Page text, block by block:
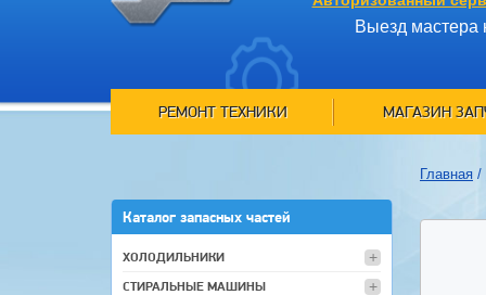
Выезд мастера
РЕМОНТ ТЕХНИКИ МАГАЗИН
Каталог запасных частей
ХОЛОДИЛЬНИКИ
СТИРАЛЬНЫЕ МАШИНЫ
Главная /